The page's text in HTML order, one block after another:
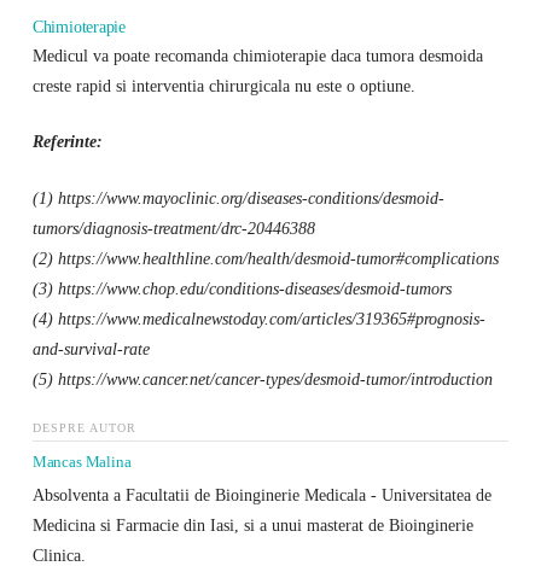
Chimioterapie
Medicul va poate recomanda chimioterapie daca tumora desmoida
creste rapid si interventia chirurgicala nu este o optiune.
Referinte:
(1) https://www.mayoclinic.org/diseases-conditions/desmoid-
tumors/diagnosis-treatment/drc-20446388
(2) https://www.healthline.com/health/desmoid-tumor#complications
(3) https://www.chop.edu/conditions-diseases/desmoid-tumors
(4) https://www.medicalnewstoday.com/articles/319365#prognosis-
and-survival-rate
(5) https://www.cancer.net/cancer-types/desmoid-tumor/introduction
DESPRE AUTOR
Mancas Malina
Absolventa a Facultatii de Bioinginerie Medicala - Universitatea de
Medicina si Farmacie din Iasi, si a unui masterat de Bioinginerie
Clinica.